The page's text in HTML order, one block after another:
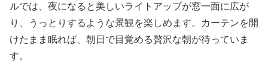
ルでは、夜になると美しいライトアップが窓一面に広が
り、うっとりするような景観を楽しめます。カーテンを開
けたまま眠れば、朝日で目覚める贅沢な朝が待っていま
す。